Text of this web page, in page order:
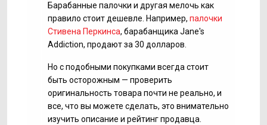
Барабанные палочки и другая мелочь как
правило стоит дешевле. Например, палочки
Стивена Перкинса, барабанщика Jane's
Addiction, продают за 30 долларов.
Но с подобными покупками всегда стоит
быть осторожным — проверить
оригинальность товара почти не реально, и
все, что вы можете сделать, это внимательно
изучить описание и рейтинг продавца.